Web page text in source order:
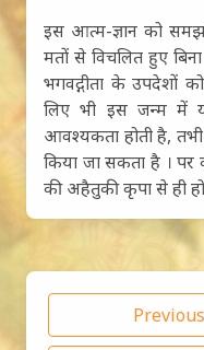
इस आत्म-ज्ञान को
मतों से विचलित हुए
भगवद्गीता के उपदेशों
लिए भी इस जन्म में
आवश्यकता होती है,
किया जा सकता है ।
की अहैतुकी कृपा से ही